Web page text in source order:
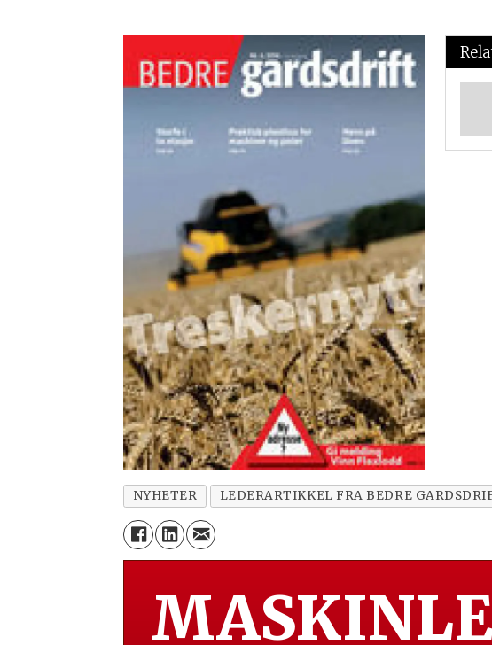
NYHETER LEDERARTIKKEL FRA BEDRE